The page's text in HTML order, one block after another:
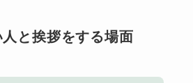
と挨拶をする場面